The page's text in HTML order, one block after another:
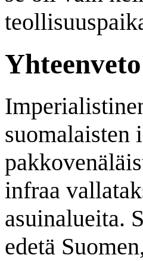
Yhteenveto
infraa
asuinalueita.
edetä